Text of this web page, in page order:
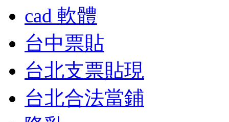
cad 軟體
台中票貼
台北支票貼現
台北合法當鋪